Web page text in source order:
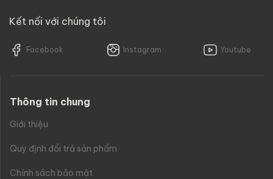
Kết nối với chúng tôi
Facebook Instagram Youtube
Thông tin chung
Giới thiệu
Quy định đổi trả sản phẩm
Chính sách bảo mật